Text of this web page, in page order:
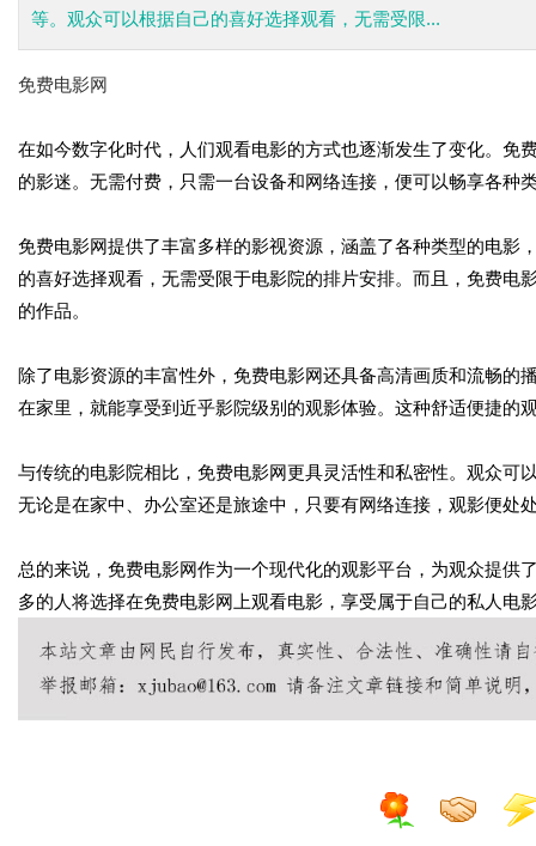
等。观众可以根据自己的喜好选择观看，无需受限...
免费电影网
在如今数字化时代，人们观看电影的方式也逐渐发生了变化。免
的影迷。无需付费，只需一台设备和网络连接，便可以畅享各
免费电影网提供了丰富多样的影视资源，涵盖了各种类型的电影
的喜好选择观看，无需受限于电影院的排片安排。而且，免费
的作品。
除了电影资源的丰富性外，免费电影网还具备高清画质和流畅
在家里，就能享受到近乎影院级别的观影体验。这种舒适便捷的
与传统的电影院相比，免费电影网更具灵活性和私密性。观众可
无论是在家中、办公室还是旅途中，只要有网络连接，观影便处
总的来说，免费电影网作为一个现代化的观影平台，为观众提
多的人将选择在免费电影网上观看电影，享受属于自己的私人电